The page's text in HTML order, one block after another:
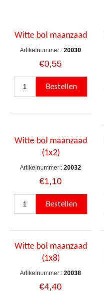
Witte bol maanzaad
Artikelnummer:: 20030
€0,55
Witte bol maanzaad
(1x2)
Artikelnummer:: 20032
€1,10
Witte bol maanzaad
(1x8)
Artikelnummer:: 20038
€4,40